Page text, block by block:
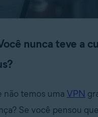
nunca teve a
não temos uma VPN
Se você pensou